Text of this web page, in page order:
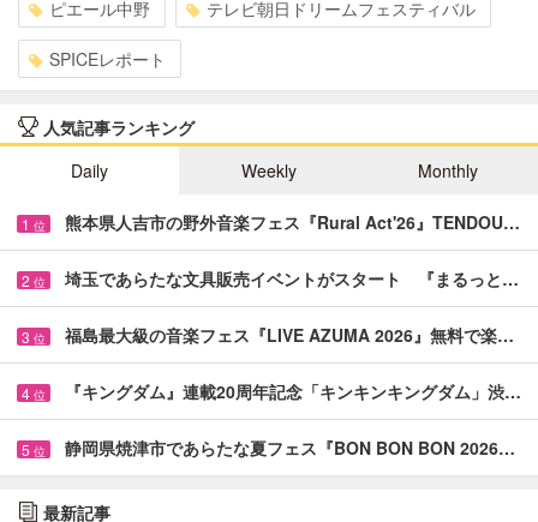
ピエール中野 テレビ朝日ドリームフェスティバル
SPICEレポート
人気記事ランキング
Daily
Weekly Monthly
1 位 熊本県人吉市の野外音楽フェス『Rural Act'26』TENDOU…
2 位 埼玉であらたな文具販売イベントがスタート 『まるっと…
3 位 福島最大級の音楽フェス『LIVE AZUMA 2026』無料で楽…
4 位 『キングダム』連載20周年記念「キンキンキングダム」渋…
5 位 静岡県焼津市であらたな夏フェス『BON BON BON 2026…
最新記事